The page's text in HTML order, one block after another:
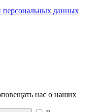
данных
нас о наших